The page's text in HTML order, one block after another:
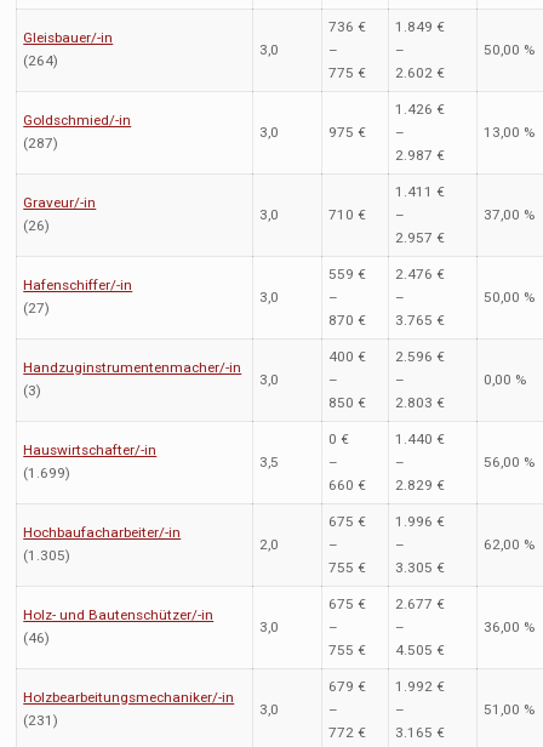
Gleisbauer/-in
(264)
3,0
736 €
–
775 €
1.849 €
–
2.602 €
50,00 %
Goldschmied/-in
(287)
3,0 975 €
1.426 €
–
2.987 €
13,00 %
Graveur/-in
(26)
3,0 710 €
1.411 €
–
2.957 €
37,00 %
Hafenschiffer/-in
(27)
3,0
559 €
–
870 €
2.476 €
–
3.765 €
50,00 %
Handzuginstrumentenmacher/-in
(3)
3,0
400 €
–
850 €
2.596 €
–
2.803 €
0,00 %
Hauswirtschafter/-in
(1.699)
3,5
0 €
–
660 €
1.440 €
–
2.829 €
56,00 %
Hochbaufacharbeiter/-in
(1.305)
2,0
675 €
–
755 €
1.996 €
–
3.305 €
62,00 %
Holz- und Bautenschützer/-in
(46)
3,0
675 €
–
755 €
2.677 €
–
4.505 €
36,00 %
Holzbearbeitungsmechaniker/-in
(231)
3,0
679 €
–
772 €
1.992 €
–
3.165 €
51,00 %